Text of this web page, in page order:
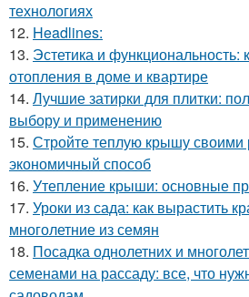
технологиях
12. Headlines:
13. Эстетика и функциональность:
отопления в доме и квартире
14. Лучшие затирки для плитки:
выбору и применению
15. Стройте теплую крышу своими
экономичный способ
16. Утепление крыши: основные
17. Уроки из сада: как вырастить
многолетние из семян
18. Посадка однолетних и
семенами на рассаду: все, что